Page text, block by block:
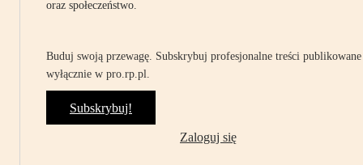
oraz społeczeństwo.
Buduj swoją przewagę. Subskrybuj profesjonalne treści publikowane
wyłącznie w pro.rp.pl.
Subskrybuj!
Zaloguj się